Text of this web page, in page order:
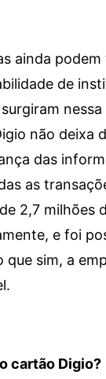
ainda
de
nessa
não deixa
das
as
2,7 milhões
e foi
que sim, a
cartão Digio?